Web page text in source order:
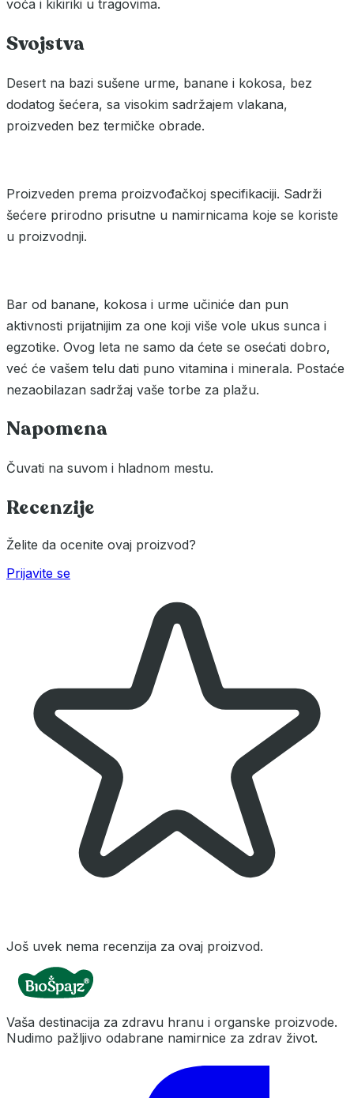
voća i kikiriki u tragovima.
Svojstva
Desert na bazi sušene urme, banane i kokosa, bez
dodatog šećera, sa visokim sadržajem vlakana,
proizveden bez termičke obrade.
Proizveden prema proizvođačkoj specifikaciji. Sadrži
šećere prirodno prisutne u namirnicama koje se koriste
u proizvodnji.
Bar od banane, kokosa i urme učiniće dan pun
aktivnosti prijatnijim za one koji više vole ukus sunca i
egzotike. Ovog leta ne samo da ćete se osećati dobro,
već će vašem telu dati puno vitamina i minerala. Postaće
nezaobilazan sadržaj vaše torbe za plažu.
Napomena
Čuvati na suvom i hladnom mestu.
Recenzije
Želite da ocenite ovaj proizvod?
Prijavite se
Još uvek nema recenzija za ovaj proizvod.
Vaša destinacija za zdravu hranu i organske proizvode.
Nudimo pažljivo odabrane namirnice za zdrav život.